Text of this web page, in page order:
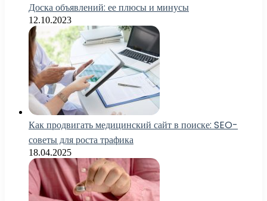
Доска объявлений: ее плюсы и минусы
12.10.2023
Как продвигать медицинский сайт в поиске: SEO-
советы для роста трафика
18.04.2025